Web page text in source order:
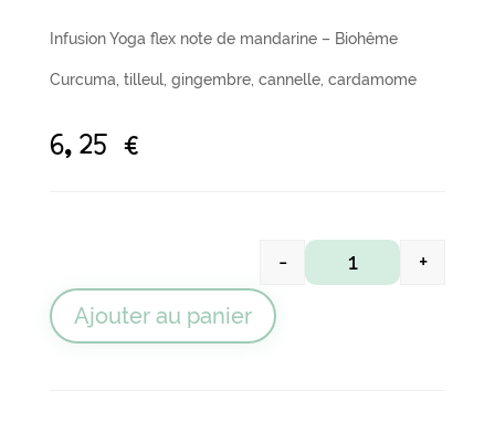
Infusion Yoga flex note de mandarine – Biohême
Curcuma, tilleul, gingembre, cannelle, cardamome
6,25 €
quantité de
- +
Ajouter au panier